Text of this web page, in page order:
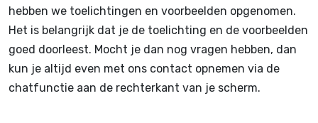
hebben we toelichtingen en voorbeelden opgenomen.
Het is belangrijk dat je de toelichting en de voorbeelden
goed doorleest. Mocht je dan nog vragen hebben, dan
kun je altijd even met ons contact opnemen via de
chatfunctie aan de rechterkant van je scherm.